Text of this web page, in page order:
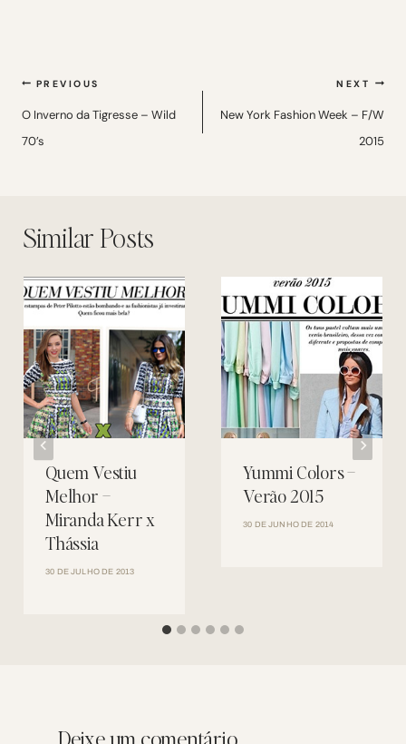
Navegação
de
Post
PREVIOUS
O Inverno da Tigresse – Wild
70’s
NEXT
New York Fashion Week – F/W
2015
Similar Posts
Quem Vestiu
Melhor –
Miranda Kerr x
Thássia
30 DE JULHO DE 2013
Yummi Colors –
Verão 2015
30 DE JUNHO DE 2014
Deixe um comentário